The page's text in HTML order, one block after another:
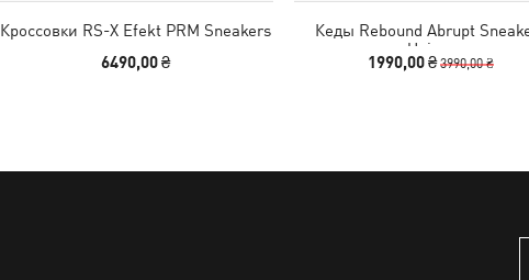
Кроссовки RS-X Efekt PRM Sneakers
6490,00 ₴
Кеды Rebound Abrupt
Unisex
1990,00 ₴3990,00 ₴